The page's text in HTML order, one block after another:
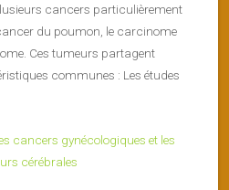
cancers particulièrement
du poumon, le carcinome
Ces tumeurs partagent
communes : Les études